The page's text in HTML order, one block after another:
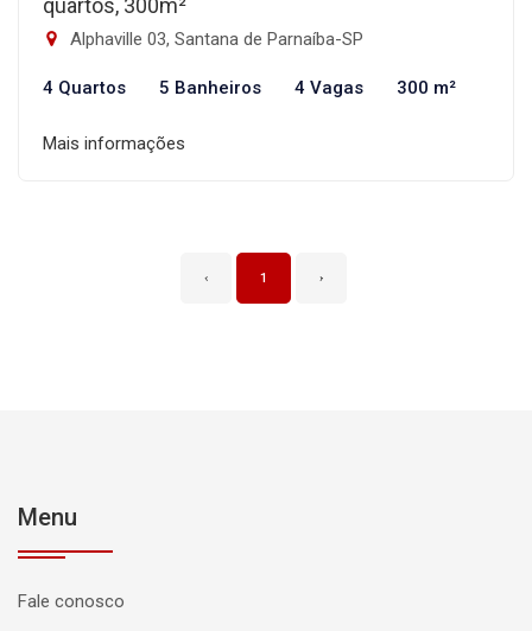
quartos, 300m²
Alphaville 03, Santana de Parnaíba-SP
4 Quartos 5 Banheiros 4 Vagas 300 m²
Mais informações
‹ 1 ›
Menu
Fale conosco